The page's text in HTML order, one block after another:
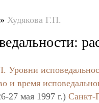
» Худякова Г.П.
Уровни
и время
27 мая 1997 г.) Санкт-